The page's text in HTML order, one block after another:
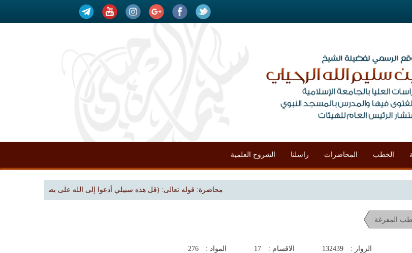
الخطب المحاضرات راسلنا الشروح العلمية
محاضرة: قوله تعالى: (قل هذه سبيلي أدعوا إلى الله على بصيرة) | بجامع الملك فهد بن
المفرغة
الزوار : 132439 الاقسام : 17 المواد : 276